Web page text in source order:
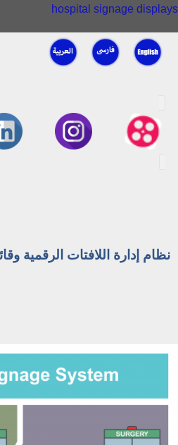
hospital signage displays
نظام إدارة اللافتات الرقمية